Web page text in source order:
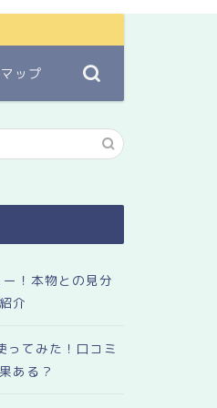
ップ
！本物との見分
介
ってみた！口コミ
ある？